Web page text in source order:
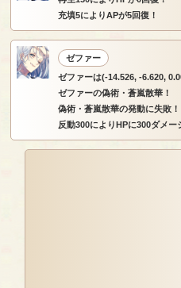
充填5によりAPが5回復！
ゼファー
ゼファーは(-14.526, -6.620,
ゼファーの偽術・蒼嵐散華！
偽術・蒼嵐散華の発動に失敗！
反動300によりHPに300ダメー